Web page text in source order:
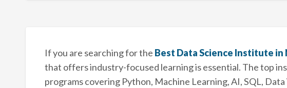
If you are searching for the Best Data Science Institute in
that offers industry-focused learning is essential. The top
programs covering Python, Machine Learning, AI, SQL,